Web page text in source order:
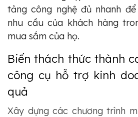
tảng công nghệ đủ nhanh
nhu cầu của khách hàng
mua sắm của họ.
Biến thách thức thành
công cụ hỗ trợ kinh
quả
Xây dựng các chương trình